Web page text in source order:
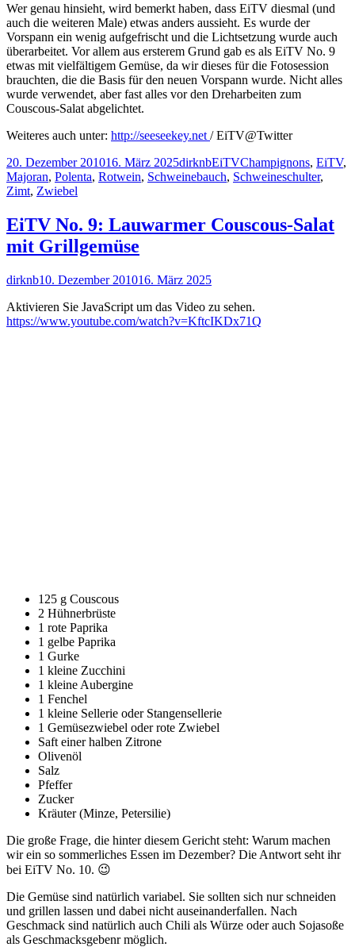
Wer genau hinsieht, wird bemerkt haben, dass EiTV diesmal (und
auch die weiteren Male) etwas anders aussieht. Es wurde der
Vorspann ein wenig aufgefrischt und die Lichtsetzung wurde auch
überarbeitet. Vor allem aus ersterem Grund gab es als EiTV No. 9
etwas mit vielfältigem Gemüse, da wir dieses für die Fotosession
brauchten, die die Basis für den neuen Vorspann wurde. Nicht alles
wurde verwendet, aber fast alles vor den Dreharbeiten zum
Couscous-Salat abgelichtet.
Weiteres auch unter: http://seeseekey.net / EiTV@Twitter
Veröffentlicht
am
20. Dezember 201016. März 2025Autor
dirknbKategorien
EiTVSchlagwörter
Champignons, EiTV,
Majoran, Polenta, Rotwein, Schweinebauch, Schweineschulter,
Zimt, Zwiebel
EiTV No. 9: Lauwarmer Couscous-Salat
mit Grillgemüse
Autor
dirknbVeröffentlicht
10. Dezember 201016. März 2025
Aktivieren Sie JavaScript um das Video zu sehen.
https://www.youtube.com/watch?v=KftcIKDx71Q
125 g Couscous
2 Hühnerbrüste
1 rote Paprika
1 gelbe Paprika
1 Gurke
1 kleine Zucchini
1 kleine Aubergine
1 Fenchel
1 kleine Sellerie oder Stangensellerie
1 Gemüsezwiebel oder rote Zwiebel
Saft einer halben Zitrone
Olivenöl
Salz
Pfeffer
Zucker
Kräuter (Minze, Petersilie)
Die große Frage, die hinter diesem Gericht steht: Warum machen
wir ein so sommerliches Essen im Dezember? Die Antwort seht ihr
bei EiTV No. 10. 😉
Die Gemüse sind natürlich variabel. Sie sollten sich nur schneiden
und grillen lassen und dabei nicht auseinanderfallen. Nach
Geschmack sind natürlich auch Chili als Würze oder auch Sojasoße
als Geschmacksgebenr möglich.